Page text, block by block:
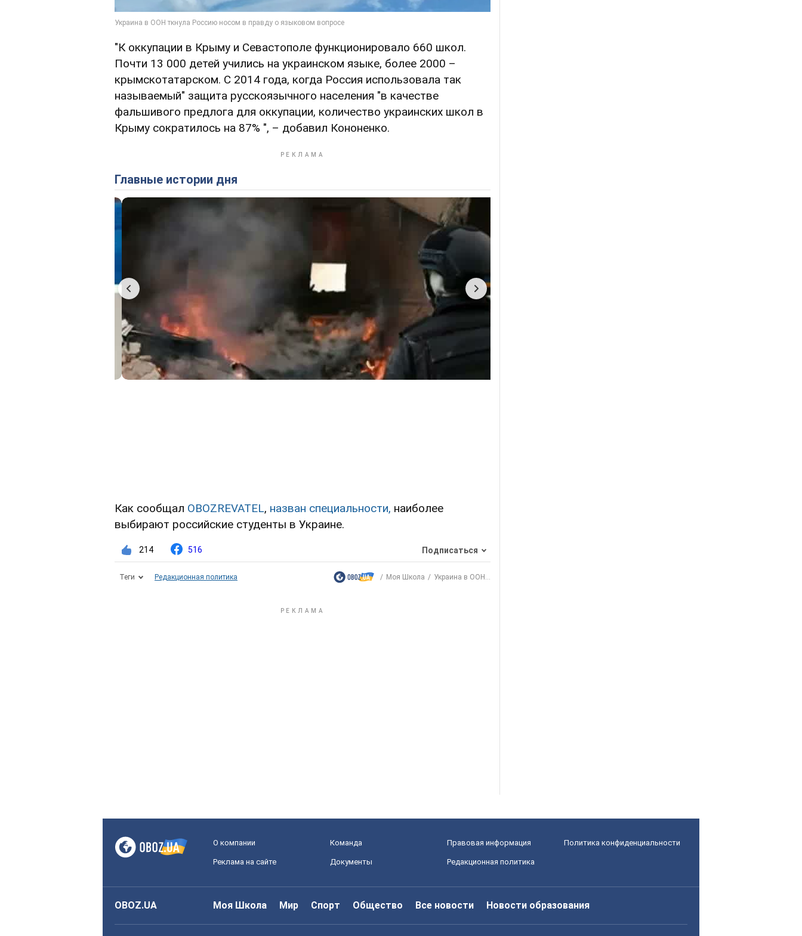
"К оккупации в Крыму и Севастополе функционировало 660 школ.
Почти 13 000 детей учились на украинском языке, более 2000 –
крымскотатарском. С 2014 года, когда Россия использовала так
называемый" защита русскоязычного населения "в качестве
фальшивого предлога для оккупации, количество украинских школ в
Крыму сократилось на 87% ", – добавил Кононенко.
Главные истории дня
Как сообщал OBOZREVATEL, назван специальности, наиболее
выбирают российские студенты в Украине.
214 516 Подписаться
Теги Редакционная политика Моя Школа Украина в ООН...
О компании Команда Правовая информация Политика конфиденциальности
Реклама на сайте Документы Редакционная политика
OBOZ.UA Моя Школа Мир Спорт Общество Все новости Новости образования